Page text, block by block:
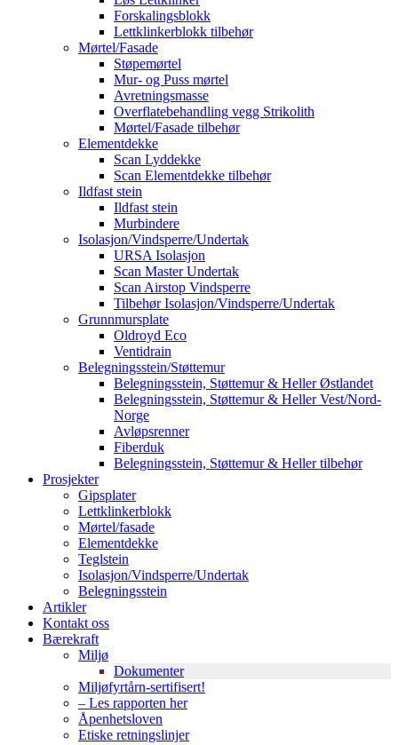
Forskalingsblokk
Lettklinkerblokk tilbehør
Mørtel/Fasade
Støpemørtel
Mur- og Puss mørtel
Avretningsmasse
Overflatebehandling vegg Strikolith
Mørtel/Fasade tilbehør
Elementdekke
Scan Lyddekke
Scan Elementdekke tilbehør
Ildfast stein
Ildfast stein
Murbindere
Isolasjon/Vindsperre/Undertak
URSA Isolasjon
Scan Master Undertak
Scan Airstop Vindsperre
Tilbehør Isolasjon/Vindsperre/Undertak
Grunnmursplate
Oldroyd Eco
Ventidrain
Belegningsstein/Støttemur
Belegningsstein, Støttemur & Heller Østlandet
Belegningsstein, Støttemur & Heller Vest/Nord-
Norge
Avløpsrenner
Fiberduk
Belegningsstein, Støttemur & Heller tilbehør
Prosjekter
Gipsplater
Lettklinkerblokk
Mørtel/fasade
Elementdekke
Teglstein
Isolasjon/Vindsperre/Undertak
Belegningsstein
Artikler
Kontakt oss
Bærekraft
Miljø
Dokumenter
Miljøfyrtårn-sertifisert!
– Les rapporten her
Åpenhetsloven
Etiske retningslinjer